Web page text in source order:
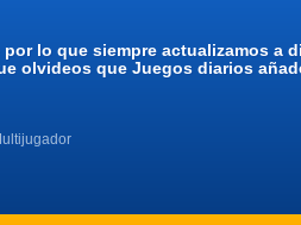
lo que siempre actualizamos
olvideos que Juegos diarios